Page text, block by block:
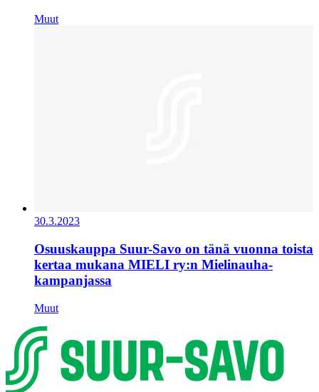
Muut
30.3.2023
Osuuskauppa Suur-Savo on tänä vuonna toista
kertaa mukana MIELI ry:n Mielinauha-
kampanjassa
Muut